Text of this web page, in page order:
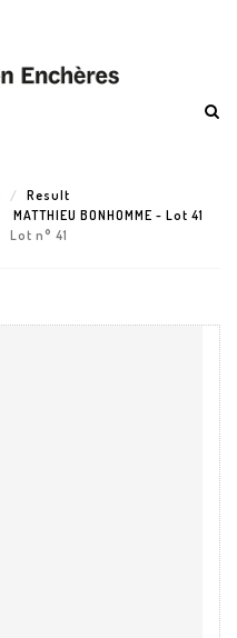
Result
MATTHIEU BONHOMME - Lot 41
Lot n° 41